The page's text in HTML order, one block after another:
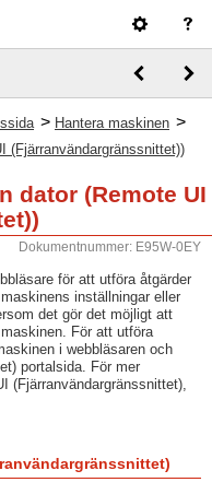
> Hantera maskinen >
(Fjärranvändargränssnittet))
dator (Remote UI
Dokumentnummer: E95W-0EY
för att utföra åtgärder
inställningar eller
det gör det möjligt att
För att utföra
i webbläsaren och
portalsida. För mer
(Fjärranvändargränssnittet),